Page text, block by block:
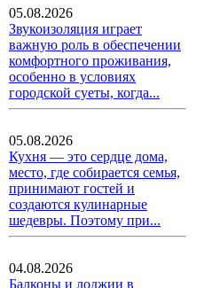
05.08.2026
Звукоизоляция играет
важную роль в обеспечении
комфортного проживания,
особенно в условиях
городской суеты, когда...
05.08.2026
Кухня — это сердце дома,
место, где собирается семья,
принимают гостей и
создаются кулинарные
шедевры. Поэтому при...
04.08.2026
Балконы и лоджии в